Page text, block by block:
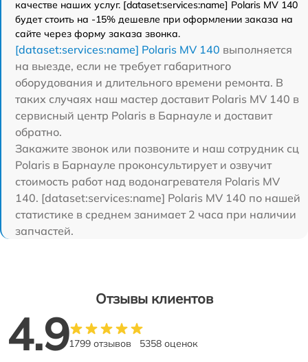
качестве наших услуг. [dataset:services:name] Polaris MV 140
будет стоить на -15% дешевле при оформлении заказа на
сайте через форму заказа звонка.
[dataset:services:name] Polaris MV 140 выполняется
на выезде, если не требует габаритного
оборудования и длительного времени ремонта. В
таких случаях наш мастер доставит Polaris MV 140 в
сервисный центр Polaris в Барнауле и доставит
обратно.
Закажите звонок или позвоните и наш сотрудник сц
Polaris в Барнауле проконсультирует и озвучит
стоимость работ над водонагревателя Polaris MV
140. [dataset:services:name] Polaris MV 140 по нашей
статистике в среднем занимает 2 часа при наличии
запчастей.
Отзывы клиентов
4.91799 отзывов 5358 оценок